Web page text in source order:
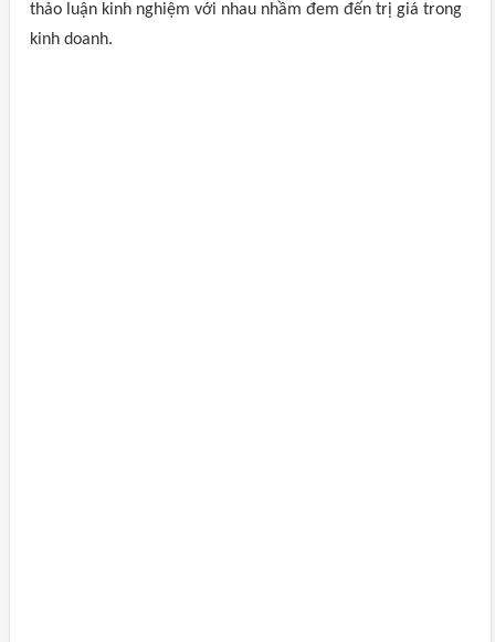
thảo luận kinh nghiệm với nhau nhầm đem đến trị giá trong
kinh doanh.